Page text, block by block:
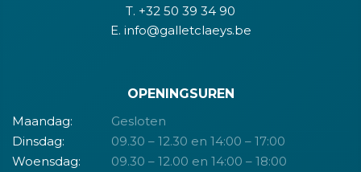
T. +32 50 39 34 90
E. info@galletclaeys.be
OPENINGSUREN
Maandag:
Gesloten
Dinsdag:
09.30 – 12.30 en 14:00 – 17:00
Woensdag:
09.30 – 12.00 en 14:00 – 18:00